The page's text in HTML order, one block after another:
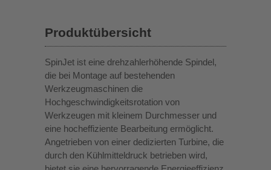
Produktübersicht
SpinJet ist eine drehzahlerhöhende Spindel,
die bei Montage auf bestehenden
Werkzeugmaschinen die
Hochgeschwindigkeitsrotation von
Werkzeugen mit kleinem Durchmesser und
eine hocheffiziente Bearbeitung ermöglicht.
Angetrieben von einer dedizierten Turbine, die
durch den Kühlmitteldruck betrieben wird,